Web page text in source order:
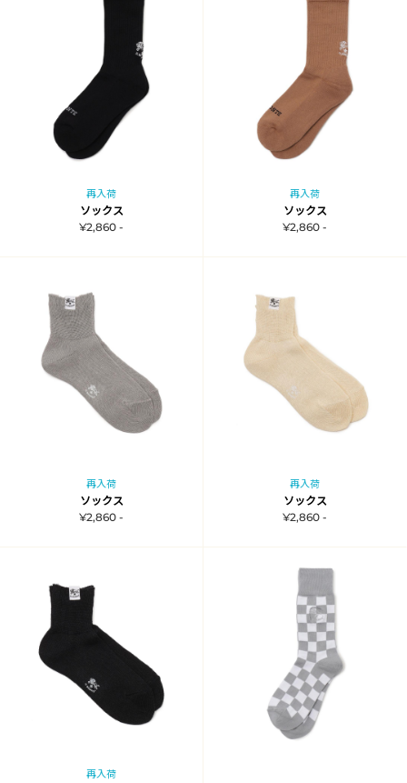
再入荷
ソックス
¥2,860 -
再入荷
ソックス
¥2,860 -
再入荷
ソックス
¥2,860 -
再入荷
ソックス
¥2,860 -
再入荷